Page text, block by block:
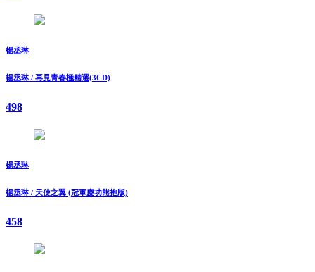
楊丞琳
楊丞琳 / 再見青春極精選(3CD)
498
楊丞琳
楊丞琳 / 天使之翼 (冠軍慶功熊抱版)
458